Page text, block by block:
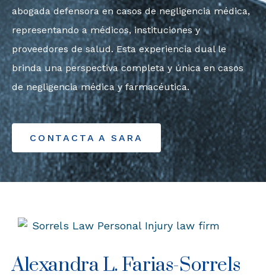
abogada defensora en casos de negligencia médica,
representando a médicos, instituciones y
proveedores de salud. Esta experiencia dual le
brinda una perspectiva completa y única en casos
de negligencia médica y farmacéutica.
CONTACTA A SARA
Alexandra L. Farias-Sorrels